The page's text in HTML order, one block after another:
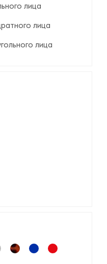
лица
лица
лица